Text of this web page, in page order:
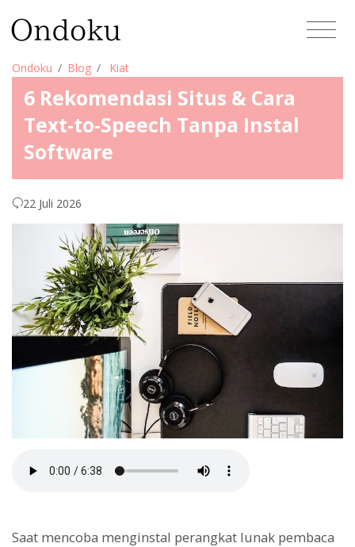
Ondoku Blog Kiat
6 Rekomendasi Situs & Cara
Text-to-Speech Tanpa Instal
Software
22 Juli 2026
Saat mencoba menginstal perangkat lunak pembaca